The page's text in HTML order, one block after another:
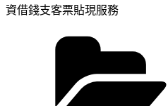
資借錢支客票貼現服務